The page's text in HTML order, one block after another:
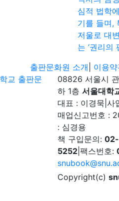
심적 법학
기를 들며,
저울로 대
는 ‘권리의
출판문화원 소개
이용
08826 서울시
하 1층 서울대학
대표 : 이경묵 사
매업신고번호 :
: 심경용
책 구입문의:
5252 팩스번호:
Copyright(c)